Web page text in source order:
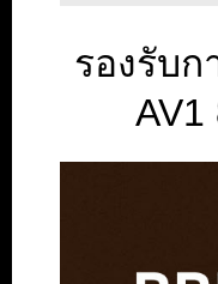
รองรับก
AV1